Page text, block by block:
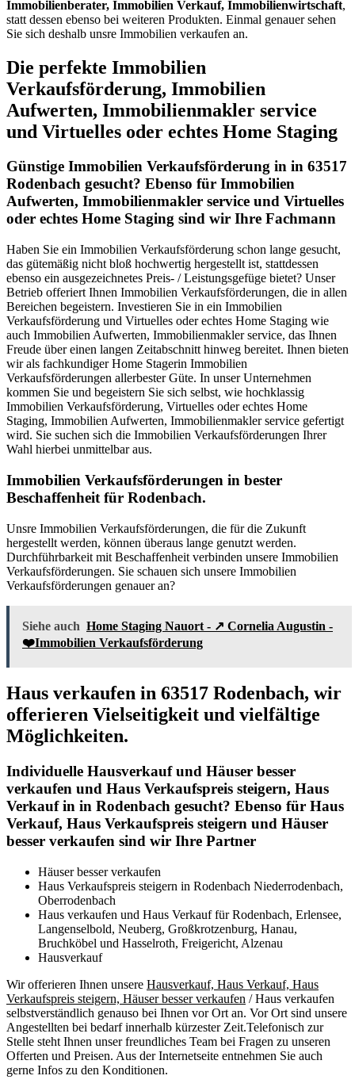
Immobilienberater, Immobilien Verkauf, Immobilienwirtschaft,
statt dessen ebenso bei weiteren Produkten. Einmal genauer sehen
Sie sich deshalb unsre Immobilien verkaufen an.
Die perfekte Immobilien
Verkaufsförderung, Immobilien
Aufwerten, Immobilienmakler service
und Virtuelles oder echtes Home Staging
Günstige Immobilien Verkaufsförderung in in 63517
Rodenbach gesucht? Ebenso für Immobilien
Aufwerten, Immobilienmakler service und Virtuelles
oder echtes Home Staging sind wir Ihre Fachmann
Haben Sie ein Immobilien Verkaufsförderung schon lange gesucht,
das gütemäßig nicht bloß hochwertig hergestellt ist, stattdessen
ebenso ein ausgezeichnetes Preis- / Leistungsgefüge bietet? Unser
Betrieb offeriert Ihnen Immobilien Verkaufsförderungen, die in allen
Bereichen begeistern. Investieren Sie in ein Immobilien
Verkaufsförderung und Virtuelles oder echtes Home Staging wie
auch Immobilien Aufwerten, Immobilienmakler service, das Ihnen
Freude über einen langen Zeitabschnitt hinweg bereitet. Ihnen bieten
wir als fachkundiger Home Stagerin Immobilien
Verkaufsförderungen allerbester Güte. In unser Unternehmen
kommen Sie und begeistern Sie sich selbst, wie hochklassig
Immobilien Verkaufsförderung, Virtuelles oder echtes Home
Staging, Immobilien Aufwerten, Immobilienmakler service gefertigt
wird. Sie suchen sich die Immobilien Verkaufsförderungen Ihrer
Wahl hierbei unmittelbar aus.
Immobilien Verkaufsförderungen in bester
Beschaffenheit für Rodenbach.
Unsre Immobilien Verkaufsförderungen, die für die Zukunft
hergestellt werden, können überaus lange genutzt werden.
Durchführbarkeit mit Beschaffenheit verbinden unsere Immobilien
Verkaufsförderungen. Sie schauen sich unsere Immobilien
Verkaufsförderungen genauer an?
Siehe auch Home Staging Nauort - ↗️ Cornelia Augustin -
❤️Immobilien Verkaufsförderung
Haus verkaufen in 63517 Rodenbach, wir
offerieren Vielseitigkeit und vielfältige
Möglichkeiten.
Individuelle Hausverkauf und Häuser besser
verkaufen und Haus Verkaufspreis steigern, Haus
Verkauf in in Rodenbach gesucht? Ebenso für Haus
Verkauf, Haus Verkaufspreis steigern und Häuser
besser verkaufen sind wir Ihre Partner
Häuser besser verkaufen
Haus Verkaufspreis steigern in Rodenbach Niederrodenbach,
Oberrodenbach
Haus verkaufen und Haus Verkauf für Rodenbach, Erlensee,
Langenselbold, Neuberg, Großkrotzenburg, Hanau,
Bruchköbel und Hasselroth, Freigericht, Alzenau
Hausverkauf
Wir offerieren Ihnen unsere Hausverkauf, Haus Verkauf, Haus
Verkaufspreis steigern, Häuser besser verkaufen / Haus verkaufen
selbstverständlich genauso bei Ihnen vor Ort an. Vor Ort sind unsere
Angestellten bei bedarf innerhalb kürzester Zeit.Telefonisch zur
Stelle steht Ihnen unser freundliches Team bei Fragen zu unseren
Offerten und Preisen. Aus der Internetseite entnehmen Sie auch
gerne Infos zu den Konditionen.